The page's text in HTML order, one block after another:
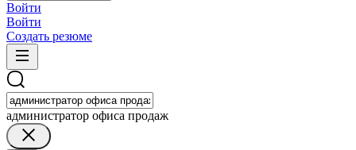
Войти
Войти
Создать резюме
администратор офиса продаж